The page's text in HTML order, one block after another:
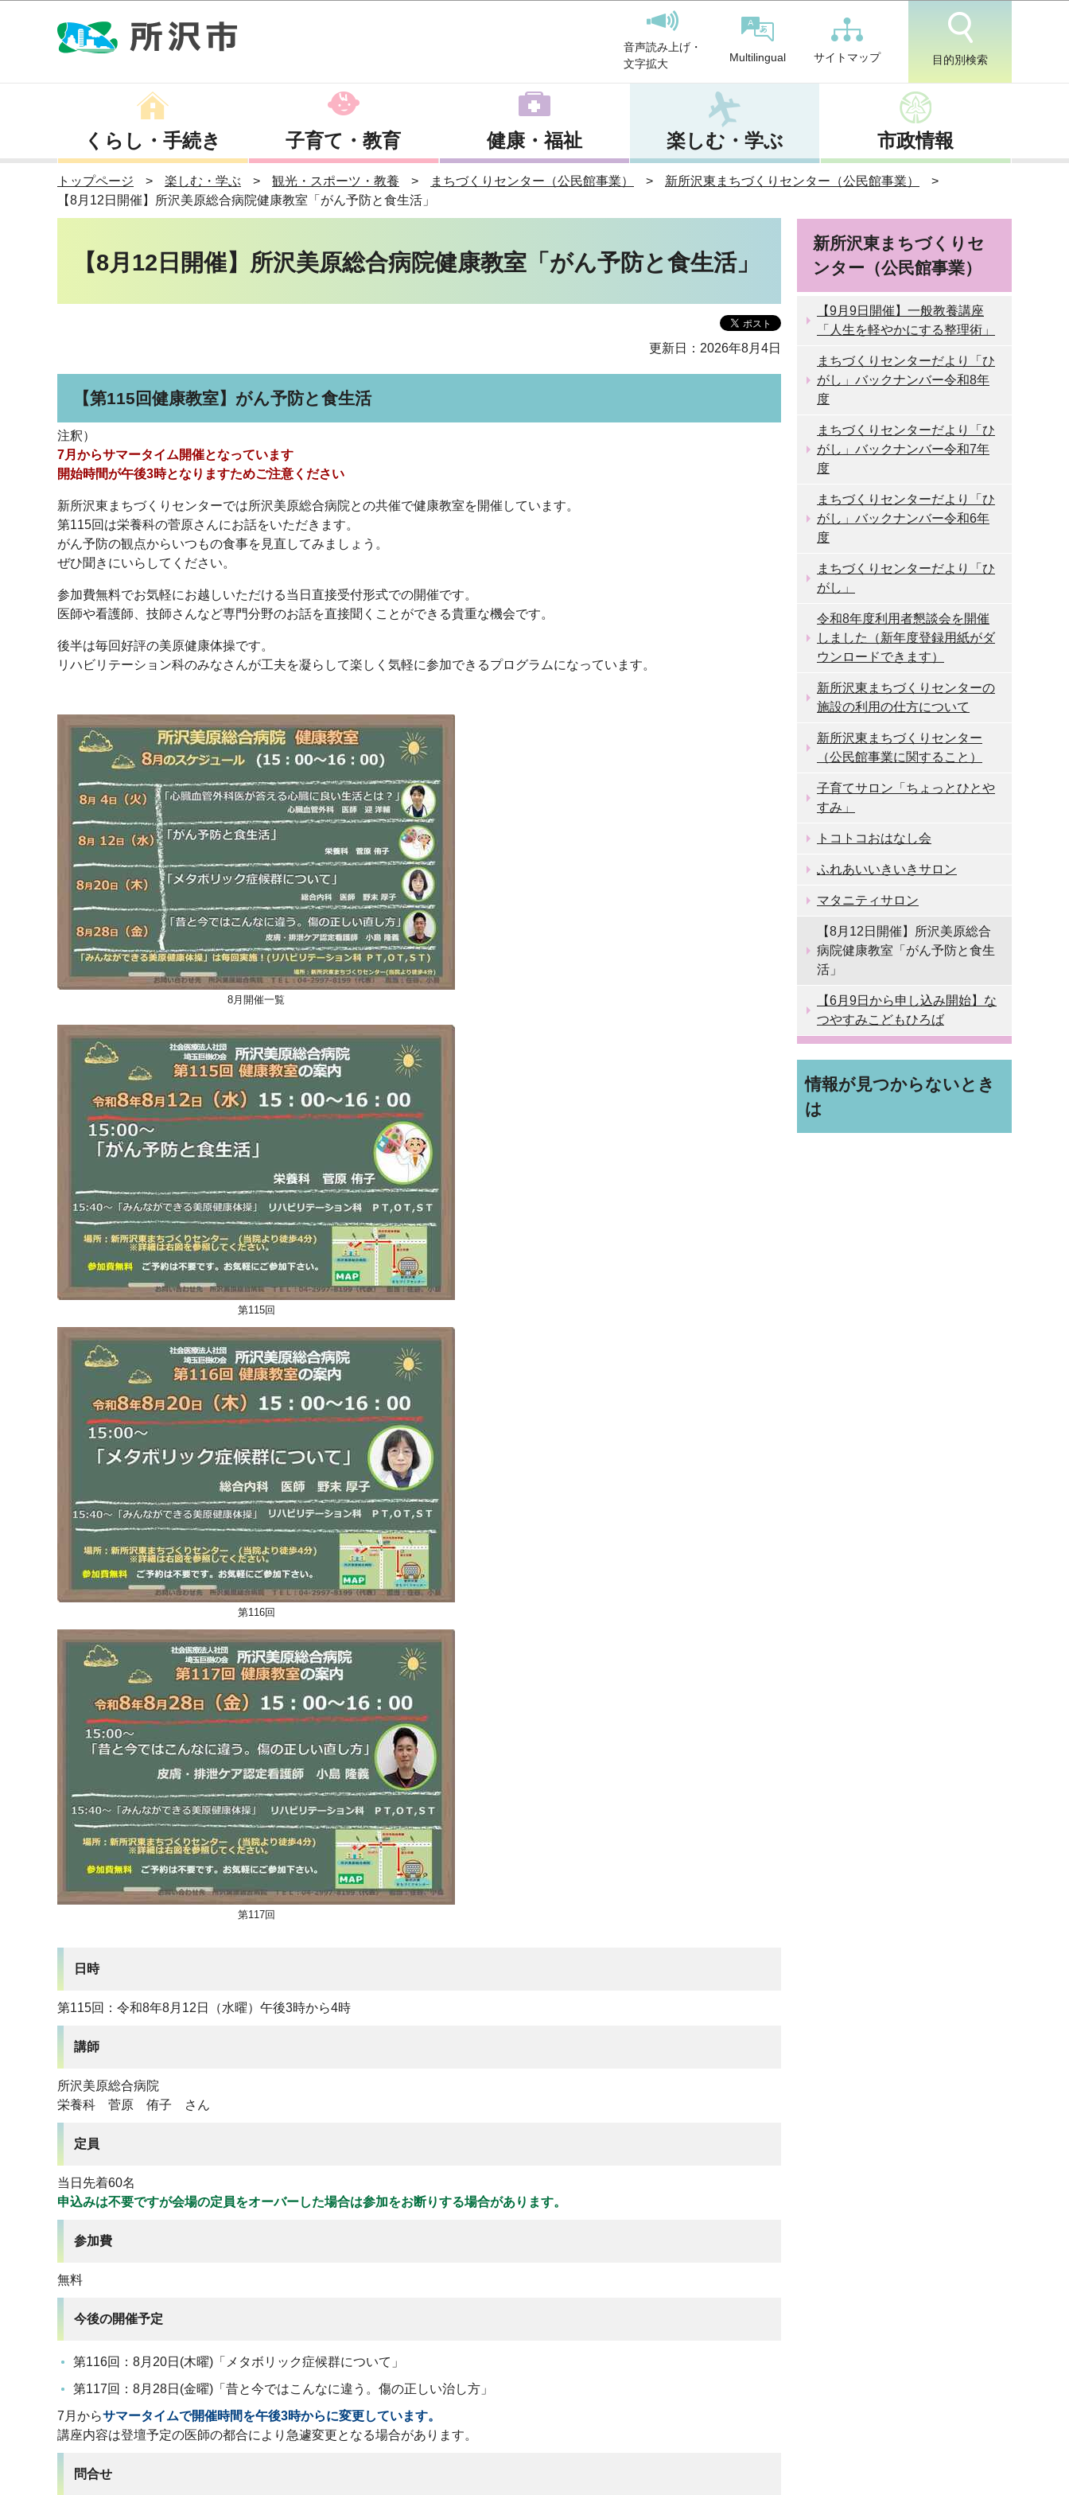
音声読み上げ・
文字拡大
Multilingual サイトマップ 目的別検索
くらし・手続き 子育て・教育 健康・福祉 楽しむ・学ぶ 市政情報
トップページ 楽しむ・学ぶ 観光・スポーツ・教養 まちづくりセンター（公民館事業）
新所沢東まちづくりセンター（公民館事業）
【8月12日開催】所沢美原総合病院健康教室「がん予防と食生活」
【8月12日開催】所沢美原総合病院健康教室「がん予防と食生活」
更新日：2026年8月4日
【第115回健康教室】がん予防と食生活
注釈）
7月からサマータイム開催となっています
開始時間が午後3時となりますためご注意ください
新所沢東まちづくりセンターでは所沢美原総合病院との共催で健康教室を開催しています。
第115回は栄養科の菅原さんにお話をいただきます。
がん予防の観点からいつもの食事を見直してみましょう。
ぜひ聞きにいらしてください。
参加費無料でお気軽にお越しいただける当日直接受付形式での開催です。
医師や看護師、技師さんなど専門分野のお話を直接聞くことができる貴重な機会です。
後半は毎回好評の美原健康体操です。
リハビリテーション科のみなさんが工夫を凝らして楽しく気軽に参加できるプログラムになっています。
8月開催一覧
第115回
第116回
第117回
日時
第115回：令和8年8月12日（水曜）午後3時から4時
講師
所沢美原総合病院
栄養科 菅原 侑子 さん
定員
当日先着60名
申込みは不要ですが会場の定員をオーバーした場合は参加をお断りする場合があります。
参加費
無料
今後の開催予定
第116回：8月20日(木曜)「メタボリック症候群について」
第117回：8月28日(金曜)「昔と今ではこんなに違う。傷の正しい治し方」
7月からサマータイムで開催時間を午後3時からに変更しています。
講座内容は登壇予定の医師の都合により急遽変更となる場合があります。
問合せ
新所沢東まちづくりセ
ンター（公民館事業）
【9月9日開催】一般教養講座
「人生を軽やかにする整理術」
まちづくりセンターだより「ひ
がし」バックナンバー令和8年
度
まちづくりセンターだより「ひ
がし」バックナンバー令和7年
度
まちづくりセンターだより「ひ
がし」バックナンバー令和6年
度
まちづくりセンターだより「ひ
がし」
令和8年度利用者懇談会を開催
しました（新年度登録用紙がダ
ウンロードできます）
新所沢東まちづくりセンターの
施設の利用の仕方について
新所沢東まちづくりセンター
（公民館事業に関すること）
子育てサロン「ちょっとひとや
すみ」
トコトコおはなし会
ふれあいいきいきサロン
マタニティサロン
【8月12日開催】所沢美原総合
病院健康教室「がん予防と食生
活」
【6月9日から申し込み開始】な
つやすみこどもひろば
情報が見つからないとき
は